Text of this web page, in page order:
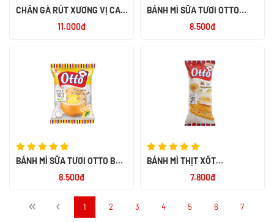
CHÂN GÀ RÚT XƯƠNG VỊ CAY
11.000đ
BÁNH MÌ SỮA TƯƠI OTTO
8.500đ
BÁNH MÌ SỮA TƯƠI OTTO BƠ
8.500đ
BÁNH MÌ THỊT XỐT
7.800đ
1 2 3 4 5 6 7